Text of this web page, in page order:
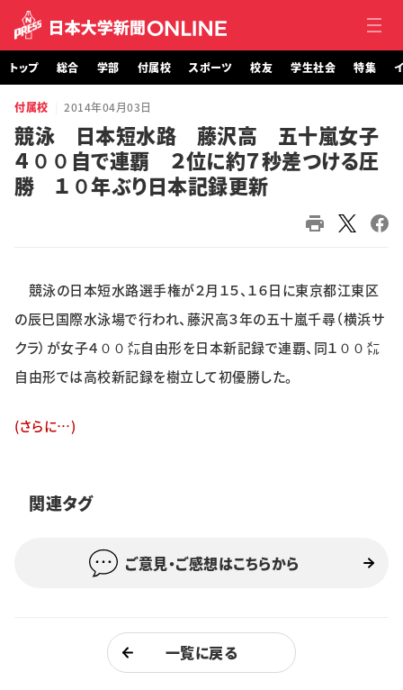
トップ
総合
スポーツ
学生社会
特集・企画
トップ 総合 学部 付属校 スポーツ 校友 学生社会 特集
付属校 2014年04月03日
競泳 日本短水路 藤沢高 五十嵐女子
４００自で連覇 ２位に約７秒差つける圧
勝 １０年ぶり日本記録更新
競泳の日本短水路選手権が２月１５、１６日に東京都江東区
の辰巳国際水泳場で行われ、藤沢高３年の五十嵐千尋（横浜サ
クラ）が女子４００㍍自由形を日本新記録で連覇、同１００㍍
自由形では高校新記録を樹立して初優勝した。
(さらに…)
関連タグ
ご意見・ご感想はこちらから
一覧に戻る